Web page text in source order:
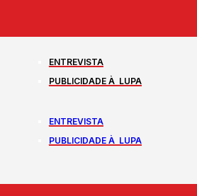
ENTREVISTA
PUBLICIDADE À LUPA
ENTREVISTA
PUBLICIDADE À LUPA